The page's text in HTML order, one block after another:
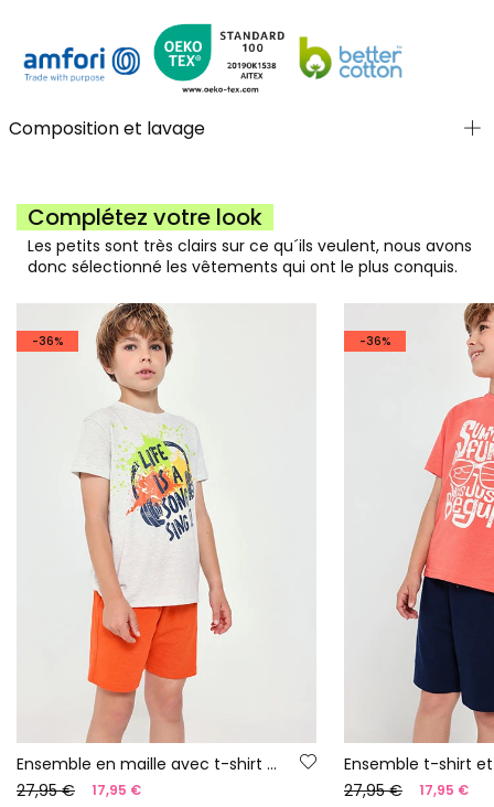
ensemble est polyvalent et peut être facilement assorti à
Composition et lavage
Complétez votre look
Les petits sont très clairs sur ce qu´ils veulent, nous avons
donc sélectionné les vêtements qui ont le plus conquis.
-36%
Ensemble en maille avec t-shirt gris et bermuda orange pour enfant.
27,95 €
17,95 €
-36%
27,95 € 17,95 €